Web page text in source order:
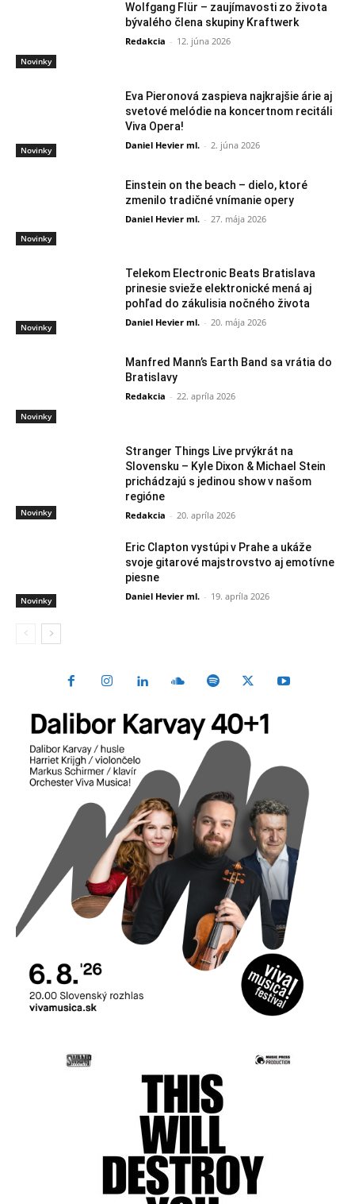
Novinky
Wolfgang Flür – zaujímavosti zo života
bývalého člena skupiny Kraftwerk
Redakcia - 12. júna 2026
Novinky
Eva Pieronová zaspieva najkrajšie árie aj
svetové melódie na koncertnom recitáli
Viva Opera!
Daniel Hevier ml. - 2. júna 2026
Novinky
Einstein on the beach – dielo, ktoré
zmenilo tradičné vnímanie opery
Daniel Hevier ml. - 27. mája 2026
Novinky
Telekom Electronic Beats Bratislava
prinesie svieže elektronické mená aj
pohľad do zákulisia nočného života
Daniel Hevier ml. - 20. mája 2026
Novinky
Manfred Mann’s Earth Band sa vrátia do
Bratislavy
Redakcia - 22. apríla 2026
Novinky
Stranger Things Live prvýkrát na
Slovensku – Kyle Dixon & Michael Stein
prichádzajú s jedinou show v našom
regióne
Redakcia - 20. apríla 2026
Novinky
Eric Clapton vystúpi v Prahe a ukáže
svoje gitarové majstrovstvo aj emotívne
piesne
Daniel Hevier ml. - 19. apríla 2026